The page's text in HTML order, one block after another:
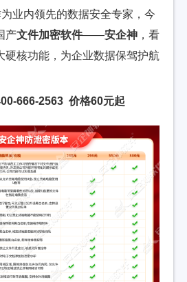
为业内领先的数据安全专家，今
产文件加密软件——安企神 ，看
硬核功能，为企业数据保驾护航
666-2563 价格60元起